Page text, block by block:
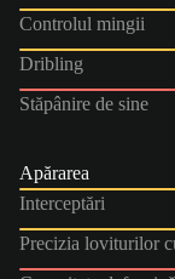
Controlul mingii
Dribling
Stăpânire de sine
Apărarea
Interceptări
Precizia loviturilor